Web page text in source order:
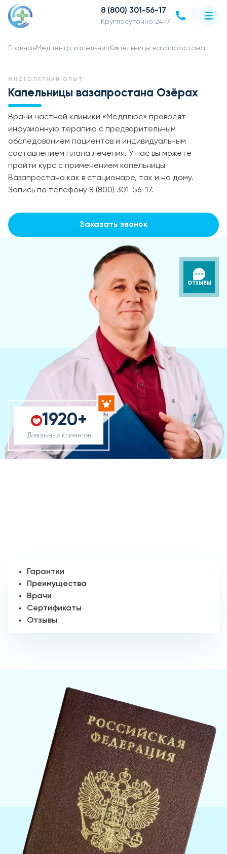
8 (800) 301-56-17
Круглосуточно 24/7
Главная Медцентр капельницКапельницы вазапростана
МНОГОЛЕТНИЙ ОПЫТ
Капельницы вазапростана Озёрах
Врачи частной клиники «Медплюс» проводят
инфузионную терапию с предварительным
обследованием пациентов и индивидуальным
составлением плана лечения. У нас вы можете
пройти курс с применением капельницы
Вазапростана как в стационаре, так и на дому.
Запись по телефону 8 (800) 301-56-17.
Заказать звонок
1920+
Довольных клиентов
ОТЗЫВЫ
Гарантии
Преимущества
Врачи
Сертификаты
Отзывы